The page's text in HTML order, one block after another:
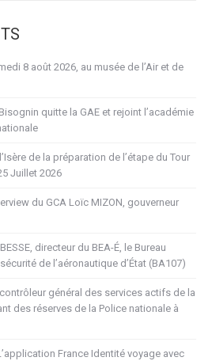
8 août 2026, au musée de l’Air et de
quitte la GAE et rejoint l’académie
de la préparation de l’étape du Tour
Juillet 2026
du GCA Loïc MIZON, gouverneur
directeur du BEA-É, le Bureau
de l’aéronautique d’État (BA107)
général des services actifs de la
des réserves de la Police nationale à
France Identité voyage avec